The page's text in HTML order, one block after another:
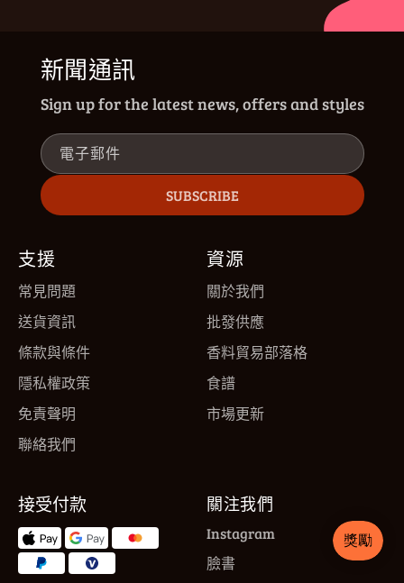
新聞通訊
Sign up for the latest news, offers and styles
電子郵件
SUBSCRIBE
支援
常見問題
送貨資訊
條款與條件
隱私權政策
免責聲明
聯絡我們
資源
關於我們
批發供應
香料貿易部落格
食譜
市場更新
接受付款 關注我們
Instagram
臉書